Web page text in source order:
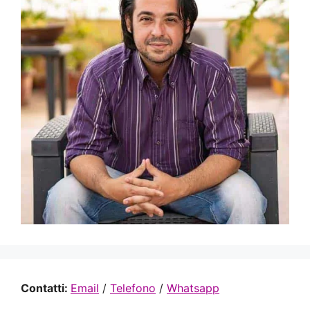
Contatti: Email / Telefono / Whatsapp